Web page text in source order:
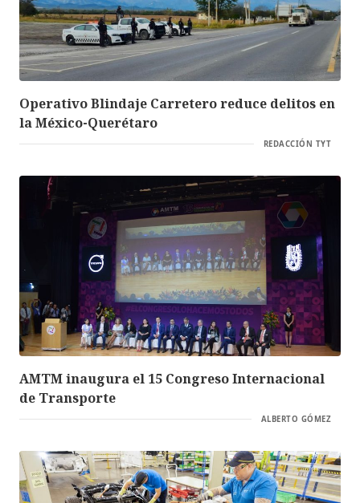
Operativo Blindaje Carretero reduce delitos en
la México-Querétaro
REDACCIÓN TYT
AMTM inaugura el 15 Congreso Internacional
de Transporte
ALBERTO GÓMEZ